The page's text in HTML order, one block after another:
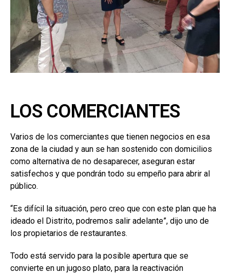
LOS COMERCIANTES
Varios de los comerciantes que tienen negocios en esa
zona de la ciudad y aun se han sostenido con domicilios
como alternativa de no desaparecer, aseguran estar
satisfechos y que pondrán todo su empeño para abrir al
público.
“Es difícil la situación, pero creo que con este plan que ha
ideado el Distrito, podremos salir adelante”, dijo uno de
los propietarios de restaurantes.
Todo está servido para la posible apertura que se
convierte en un jugoso plato, para la reactivación